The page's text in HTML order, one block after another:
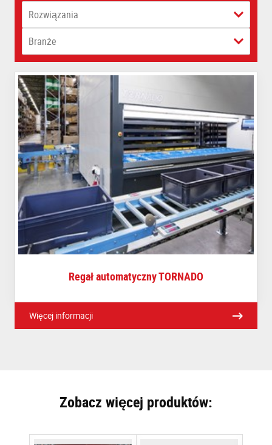
Rozwiązania
Branże
Regał automatyczny TORNADO
Więcej informacji
Zobacz więcej produktów: